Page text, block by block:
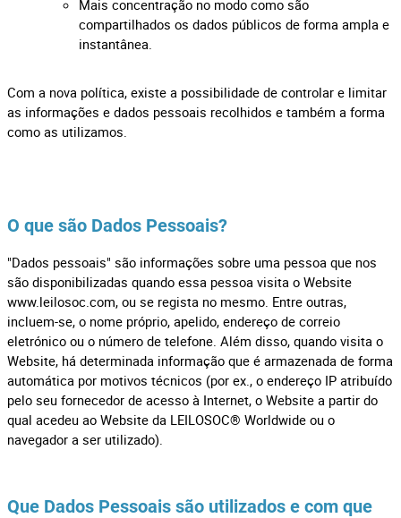
Mais concentração no modo como são
compartilhados os dados públicos de forma ampla e
instantânea.
Com a nova política, existe a possibilidade de controlar e limitar
as informações e dados pessoais recolhidos e também a forma
como as utilizamos.
O que são Dados Pessoais?
"Dados pessoais" são informações sobre uma pessoa que nos
são disponibilizadas quando essa pessoa visita o Website
www.leilosoc.com, ou se regista no mesmo. Entre outras,
incluem-se, o nome próprio, apelido, endereço de correio
eletrónico ou o número de telefone. Além disso, quando visita o
Website, há determinada informação que é armazenada de forma
automática por motivos técnicos (por ex., o endereço IP atribuído
pelo seu fornecedor de acesso à Internet, o Website a partir do
qual acedeu ao Website da LEILOSOC® Worldwide ou o
navegador a ser utilizado).
Que Dados Pessoais são utilizados e com que